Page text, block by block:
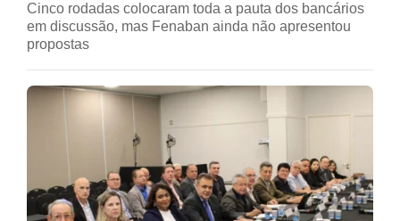
Cinco rodadas colocaram toda a pauta dos bancários
em discussão, mas Fenaban ainda não apresentou
propostas